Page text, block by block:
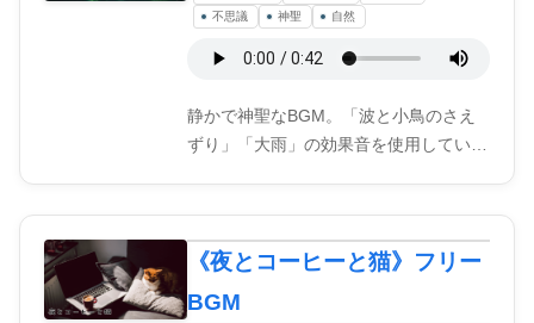
不思議
神聖 自然
静かで神聖なBGM。「波と小鳥のさえ
ずり」「大雨」の効果音を使用してい…
《夜とコーヒーと猫》フリー
BGM